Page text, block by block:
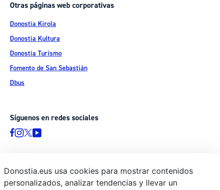
Otras páginas web corporativas
Donostia Kirola
Donostia Kultura
Donostia Turismo
Fomento de San Sebastián
Dbus
Síguenos en redes sociales
© Donostiako Udala - Ayuntamiento de Donostia / San Sebastián
Ijentea 1, 20003 Donostia / San Sebastián
Donostia.eus usa cookies para mostrar contenidos
personalizados, analizar tendencias y llevar un